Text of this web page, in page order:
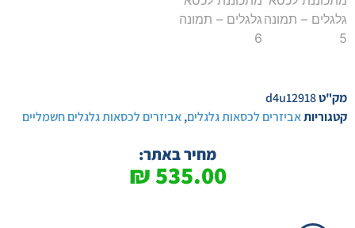
מק"טd4u12918
קטגוריותאביזרים לכסאות גלגלים,אביזרים לכסאות גלגלים חשמליים
מחיר באתר:
535.00
₪